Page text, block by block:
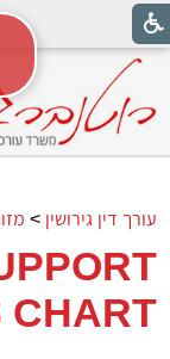
עורך דין גירושין >
CHART